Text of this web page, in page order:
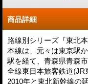
商品詳細
路線別シリーズ『東北
本線は、元々は東京駅
駅を経て、青森県青森
全線東日本旅客鉄道(JR
2010年と東北新幹線の